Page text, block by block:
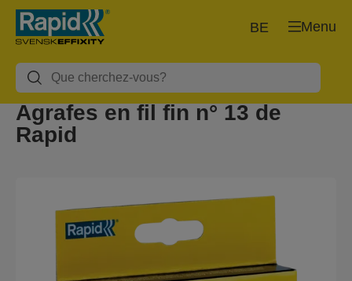
Menu
BE
Agrafes en fil fin n° 13 de
Rapid